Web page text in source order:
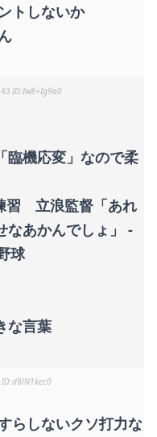
トしないか
Iw8+Ig9a0
臨機応変」なので柔
な言葉
d8lN1kec0
らしないクソ打力な